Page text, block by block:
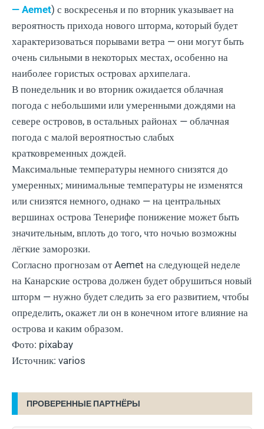
— Aemet) с воскресенья и по вторник указывает на
вероятность прихода нового шторма, который будет
характеризоваться порывами ветра — они могут быть
очень сильными в некоторых местах, особенно на
наиболее гористых островах архипелага.
В понедельник и во вторник ожидается облачная
погода с небольшими или умеренными дождями на
севере островов, в остальных районах — облачная
погода с малой вероятностью слабых
кратковременных дождей.
Максимальные температуры немного снизятся до
умеренных; минимальные температуры не изменятся
или снизятся немного, однако — на центральных
вершинах острова Тенерифе понижение может быть
значительным, вплоть до того, что ночью возможны
лёгкие заморозки.
Согласно прогнозам от Aemet на следующей неделе
на Канарские острова должен будет обрушиться новый
шторм — нужно будет следить за его развитием, чтобы
определить, окажет ли он в конечном итоге влияние на
острова и каким образом.
Фото: pixabay
Источник: varios
ПРОВЕРЕННЫЕ ПАРТНЁРЫ